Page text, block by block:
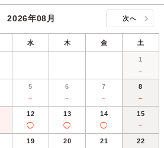
2026年08月 次へ
水 木 金 土
1
－
5
－
6
－
7
－
8
－
12
◯
13
◯
14
◯
15
－
19 20 21 22